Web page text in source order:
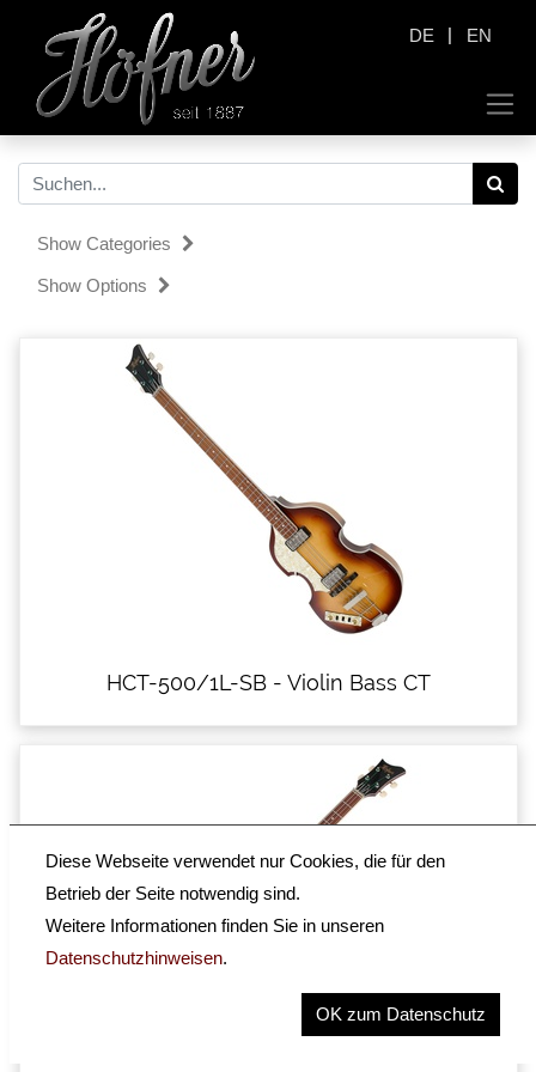
DE | EN
Show Categories
Show Options
HCT-500/1L-SB - Violin Bass CT
Diese Webseite verwendet nur Cookies, die für den
Betrieb der Seite notwendig sind.
Weitere Informationen finden Sie in unseren
Datenschutzhinweisen.
OK zum Datenschutz